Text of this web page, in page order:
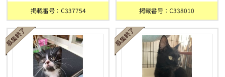
掲載番号：C337754 掲載番号：C338010